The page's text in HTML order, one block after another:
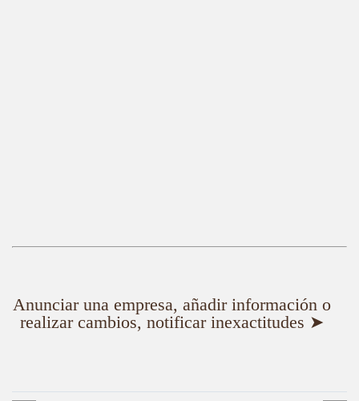
Anunciar una empresa, añadir información o
realizar cambios, notificar inexactitudes ➤